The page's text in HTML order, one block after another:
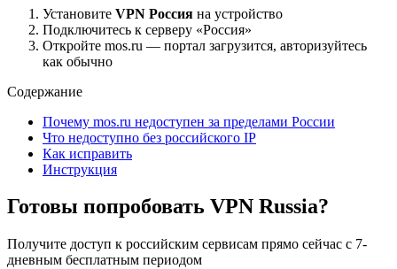
Установите VPN Россия на устройство
Подключитесь к серверу «Россия»
Откройте mos.ru — портал загрузится, авторизуйтесь
как обычно
Содержание
Почему mos.ru недоступен за пределами России
Что недоступно без российского IP
Как исправить
Инструкция
Готовы попробовать VPN Russia?
Получите доступ к российским сервисам прямо сейчас с 7-
дневным бесплатным периодом